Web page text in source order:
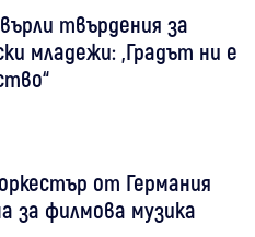
твърдения за
младежи: „Градът ни е
от Германия
за филмова музика